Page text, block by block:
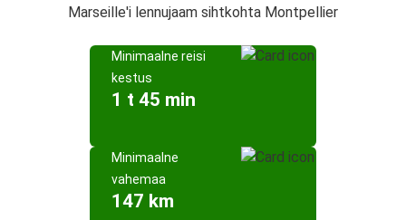
Marseille'i lennujaam sihtkohta Montpellier
Minimaalne reisi
kestus
1 t 45 min
Minimaalne
vahemaa
147 km